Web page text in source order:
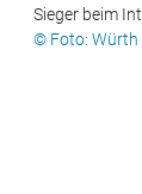
Sieger beim
© Foto: Würth